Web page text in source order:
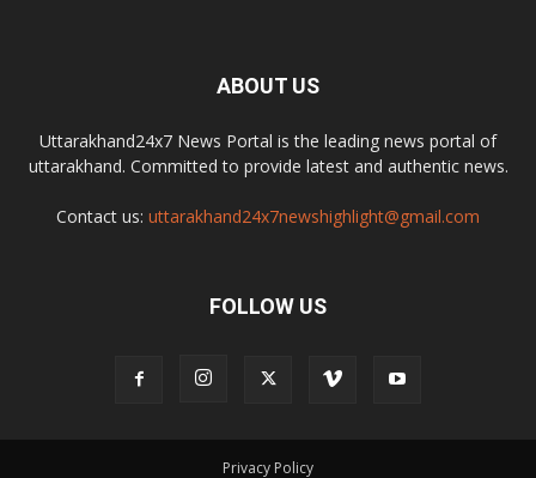
ABOUT US
Uttarakhand24x7 News Portal is the leading news portal of
uttarakhand. Committed to provide latest and authentic news.
Contact us: uttarakhand24x7newshighlight@gmail.com
FOLLOW US
Privacy Policy